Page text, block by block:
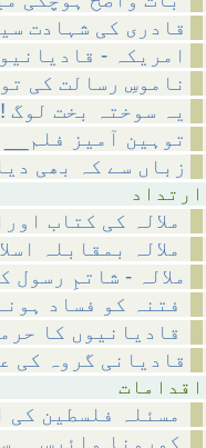
قادری کی شہادت
امریکہ -
ناموسِ رسالت کی
! یہ سوختہ بخت لوگ
توہین آمیز
زباں سے کہ بھی
ملالہ - شاتمِ
قادیانی گروہ کی